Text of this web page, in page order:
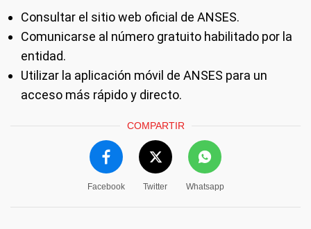
Consultar el sitio web oficial de ANSES.
Comunicarse al número gratuito habilitado por la
entidad.
Utilizar la aplicación móvil de ANSES para un
acceso más rápido y directo.
COMPARTIR
Facebook Twitter Whatsapp